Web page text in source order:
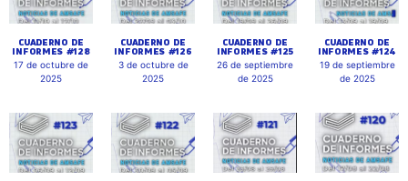
CUADERNO DE
INFORMES #128
17 de octubre de
2025
CUADERNO DE
INFORMES #126
3 de octubre de
2025
CUADERNO DE
INFORMES #125
26 de septiembre
de 2025
CUADERNO DE
INFORMES #124
19 de septiembre
de 2025